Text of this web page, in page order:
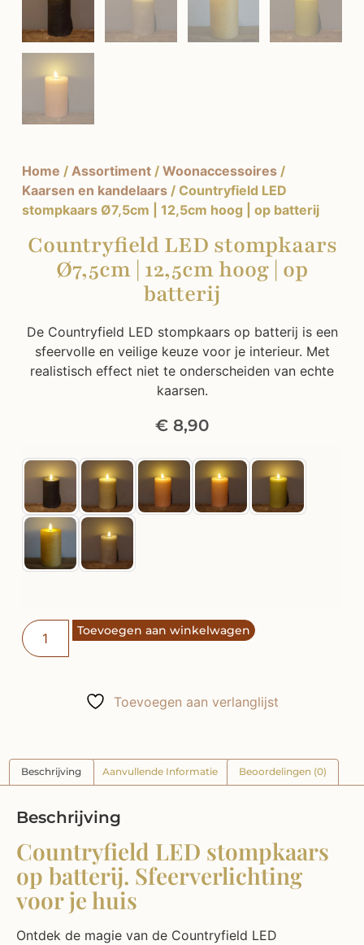
Home / Assortiment/ Woonaccessoires/
Kaarsen en kandelaars/ Countryfield LED
stompkaars Ø7,5cm | 12,5cm hoog | op batterij
Countryfield LED stompkaars
Ø7,5cm | 12,5cm hoog | op
batterij
De Countryfield LED stompkaars op batterij is een
sfeervolle en veilige keuze voor je interieur. Met
realistisch effect niet te onderscheiden van echte
kaarsen.
€ 8,90
Toevoegen aan winkelwagen
Toevoegen aan verlanglijst
Beschrijving Aanvullende Informatie Beoordelingen (0)
Beschrijving
Countryfield LED stompkaars
op batterij. Sfeerverlichting
voor je huis
Ontdek de magie van de Countryfield LED